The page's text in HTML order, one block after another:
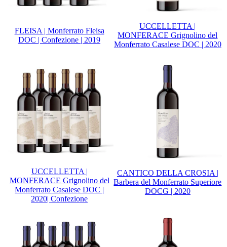
FLEISA | Monferrato Fleisa
DOC | Confezione | 2019
UCCELLETTA |
MONFERACE Grignolino del
Monferrato Casalese DOC | 2020
UCCELLETTA |
MONFERACE Grignolino del
Monferrato Casalese DOC |
2020| Confezione
CANTICO DELLA CROSIA |
Barbera del Monferrato Superiore
DOCG | 2020